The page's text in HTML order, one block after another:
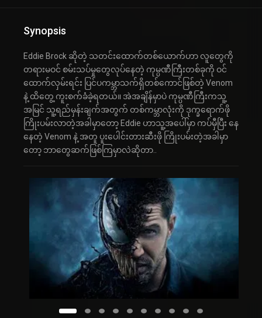
Synopsis
Eddie Brock ဆိုတဲ့ သတင်းထောက်တစ်ယောက်ဟာ လူတွေကို
တရားမဝင် စမ်းသပ်မှုတွေလုပ်နေတဲ့ ကုမ္ပဏီကြီးတစ်ခုကို ဝင်
ထောက်လှမ်းရင်း ပြင်ပကမ္ဘာသက်ရှိတစ်ကောင်ဖြစ်တဲ့ Venom
နဲ့ ထိတွေ့ ကူးစက်ခံခဲ့ရတယ်။ အဲအချိန်မှာပဲ ကုမ္ပဏီကြီးကသူ့
အမြင် သူ့ရည်မှန်းချက်အတွက် တစ်ကမ္ဘာလုံးကို ဒုက္ခရောက်ဖို
ကြိုးပမ်းလာတဲ့အခါမှာတော့ Eddie ဟာသူ့အပေါ်မှာ ကပ်မှီပြီး နေ
နေတဲ့ Venom နဲ့ အတူ ပူးပေါင်းတားဆီးဖို ကြိုးပမ်းတဲ့အခါမှာ
တော့ ဘာတွေဆက်ဖြစ်ကြမှာလဲဆိုတာ..